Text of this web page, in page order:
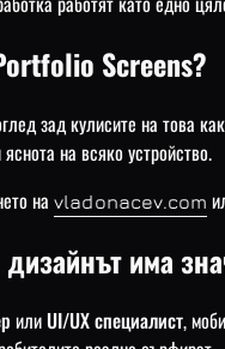
Screens?
зад кулисите на това
на всяко устройство.
на vladonacev.com
има
илиUI/UX специалист,